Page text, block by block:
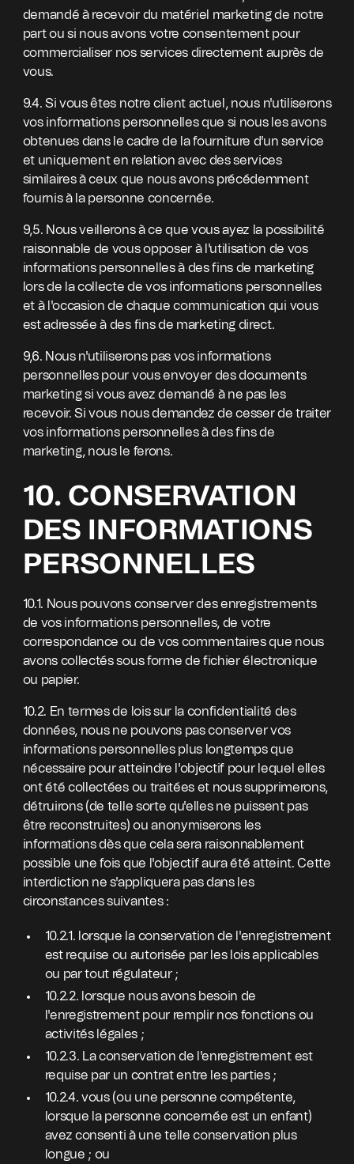
demandé à recevoir du matériel marketing de notre
part ou si nous avons votre consentement pour
commercialiser nos services directement auprès de
vous.
9.4. Si vous êtes notre client actuel, nous n'utiliserons
vos informations personnelles que si nous les avons
obtenues dans le cadre de la fourniture d'un service
et uniquement en relation avec des services
similaires à ceux que nous avons précédemment
fournis à la personne concernée.
9,5. Nous veillerons à ce que vous ayez la possibilité
raisonnable de vous opposer à l'utilisation de vos
informations personnelles à des fins de marketing
lors de la collecte de vos informations personnelles
et à l'occasion de chaque communication qui vous
est adressée à des fins de marketing direct.
9,6. Nous n'utiliserons pas vos informations
personnelles pour vous envoyer des documents
marketing si vous avez demandé à ne pas les
recevoir. Si vous nous demandez de cesser de traiter
vos informations personnelles à des fins de
marketing, nous le ferons.
10. CONSERVATION
DES INFORMATIONS
PERSONNELLES
10.1. Nous pouvons conserver des enregistrements
de vos informations personnelles, de votre
correspondance ou de vos commentaires que nous
avons collectés sous forme de fichier électronique
ou papier.
10.2. En termes de lois sur la confidentialité des
données, nous ne pouvons pas conserver vos
informations personnelles plus longtemps que
nécessaire pour atteindre l'objectif pour lequel elles
ont été collectées ou traitées et nous supprimerons,
détruirons (de telle sorte qu'elles ne puissent pas
être reconstruites) ou anonymiserons les
informations dès que cela sera raisonnablement
possible une fois que l'objectif aura été atteint. Cette
interdiction ne s'appliquera pas dans les
circonstances suivantes :
10.2.1. lorsque la conservation de l'enregistrement
est requise ou autorisée par les lois applicables
ou par tout régulateur ;
10.2.2. lorsque nous avons besoin de
l'enregistrement pour remplir nos fonctions ou
activités légales ;
10.2.3. La conservation de l'enregistrement est
requise par un contrat entre les parties ;
10.2.4. vous (ou une personne compétente,
lorsque la personne concernée est un enfant)
avez consenti à une telle conservation plus
longue ; ou